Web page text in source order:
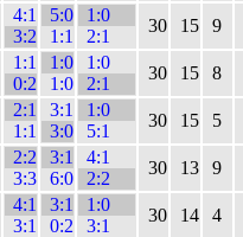
4:1
3:2
5:0
1:1
1:0
2:1
30 15 9
1:1
0:2
1:0
1:0
1:0
2:1
30 15 8
2:1
1:1
3:1
3:0
1:0
5:1
30 15 5
2:2
3:3
3:1
6:0
4:1
2:2
30 13 9
4:1
3:1
3:1
0:2
1:0
3:1
30 14 4